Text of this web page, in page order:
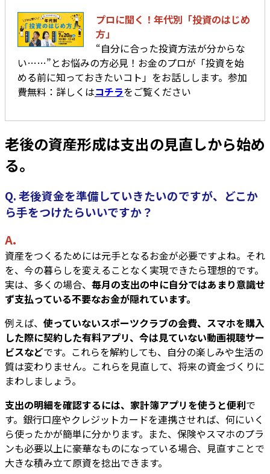
プロに聞く！年代別「投資のはじめ
方」
“自分に合った投資方法が分からな
い……”とお悩みの方必見！お金のプロが「投資を始
める前に知っておきたいコト」をお話しします。参加
費無料：詳しくはコチラをご覧ください
老後の資産形成は支出の見直しから始め
る。
Q. 老後資金を準備していきたいのですが、どこか
ら手をつけたらいいですか？
A.
資産をつくるためには元手となるお金が必要ですよね。それ
を、今の暮らしを変えることなく実現できたら理想的です。
実は、多くの場合、 毎月の支出の中に自分ではあまり意識せ
ず支払っている不要なお金が隠れています。
例えば、 使っていないスポーツクラブの会費、スマホを購入
した際に契約した有料アプリ、今は見ていない動画視聴サー
ビスなどです。これらを解約しても、自分の楽しみや生活の
質は変わりません。これらを見直して、将来の資金づくりに
まわしましょう。
支出の明細を確認するには、家計簿アプリを使うと便利で
す。銀行口座やクレジットカードを連携させれば、何にいく
ら使ったかが簡単に分かります。また、保険やスマホのプラ
ンも必要以上に豪華なものになっている場合、見直すことで
大きな積み立て原資を捻出できます。